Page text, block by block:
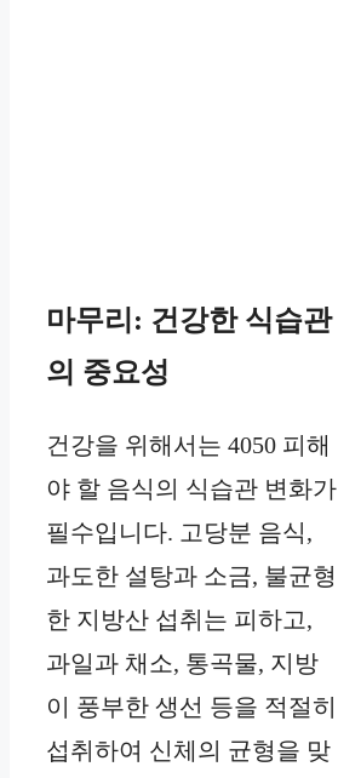
마무리: 건강한 식습관
의 중요성
건강을 위해서는 4050 피해
야 할 음식의 식습관 변화가
필수입니다. 고당분 음식,
과도한 설탕과 소금, 불균형
한 지방산 섭취는 피하고,
과일과 채소, 통곡물, 지방
이 풍부한 생선 등을 적절히
섭취하여 신체의 균형을 맞